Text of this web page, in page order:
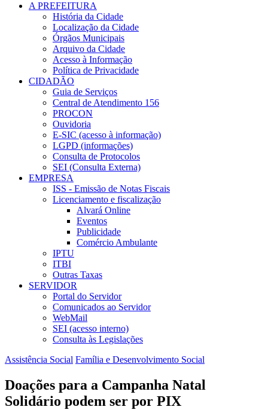
A PREFEITURA
História da Cidade
Localização da Cidade
Órgãos Municipais
Arquivo da Cidade
Acesso à Informação
Política de Privacidade
CIDADÃO
Guia de Serviços
Central de Atendimento 156
PROCON
Ouvidoria
E-SIC (acesso à informação)
LGPD (informações)
Consulta de Protocolos
SEI (Consulta Externa)
EMPRESA
ISS - Emissão de Notas Fiscais
Licenciamento e fiscalização
Alvará Online
Eventos
Publicidade
Comércio Ambulante
IPTU
ITBI
Outras Taxas
SERVIDOR
Portal do Servidor
Comunicados ao Servidor
WebMail
SEI (acesso interno)
Consulta às Legislações
Assistência Social Família e Desenvolvimento Social
Doações para a Campanha Natal
Solidário podem ser por PIX